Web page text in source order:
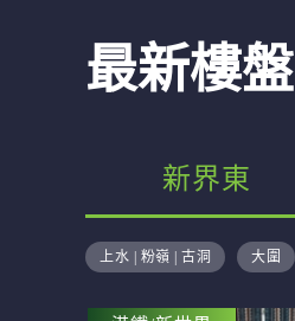
最新樓盤
新界東
上水 | 粉嶺 | 古洞 大圍